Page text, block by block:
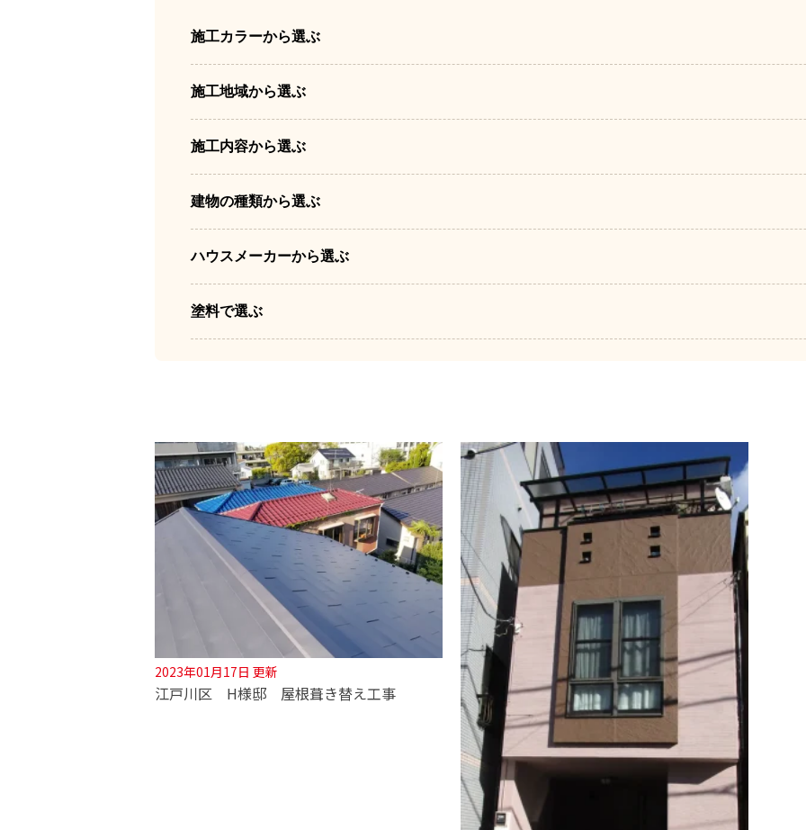
施工カラーから選ぶ
施工地域から選ぶ
施工内容から選ぶ
建物の種類から選ぶ
ハウスメーカーから選ぶ
塗料で選ぶ
2023年01月17日 更新
江戸川区 H様邸 屋根葺き替え工事